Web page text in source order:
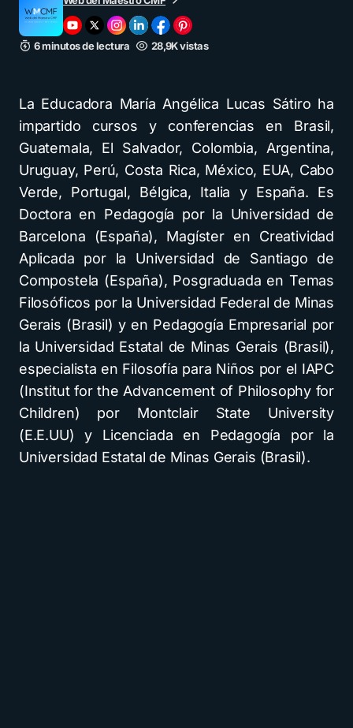
6 minutos de lectura 28,9K vistas
La Educadora María Angélica Lucas Sátiro ha
impartido cursos y conferencias en Brasil,
Guatemala, El Salvador, Colombia, Argentina,
Uruguay, Perú, Costa Rica, México, EUA, Cabo
Verde, Portugal, Bélgica, Italia y España. Es
Doctora en Pedagogía por la Universidad de
Barcelona (España), Magíster en Creatividad
Aplicada por la Universidad de Santiago de
Compostela (España), Posgraduada en Temas
Filosóficos por la Universidad Federal de Minas
Gerais (Brasil) y en Pedagogía Empresarial por
la Universidad Estatal de Minas Gerais (Brasil),
especialista en Filosofía para Niños por el IAPC
(Institut for the Advancement of Philosophy for
Children) por Montclair State University
(E.E.UU) y Licenciada en Pedagogía por la
Universidad Estatal de Minas Gerais (Brasil).